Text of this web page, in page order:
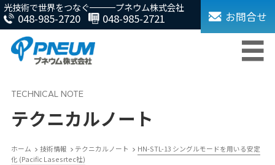
光技術で世界をつなぐ プネウム株式会社
048-985-2720 048-985-2721 お問合せ
テクニカルノート
ホーム 技術情報 テクニカルノート
HN-STL-13 シングルモードを用いる安定
化 (Pacific Lasesrtec社)